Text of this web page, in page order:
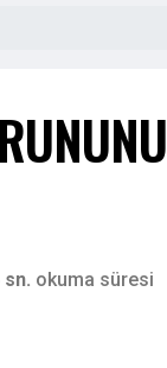
sn. okuma süresi